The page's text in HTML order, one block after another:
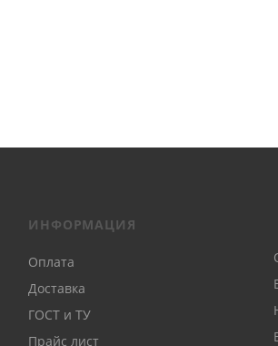
ИНФОРМАЦИЯ
Оплата
Доставка
ГОСТ и ТУ
Прайс лист